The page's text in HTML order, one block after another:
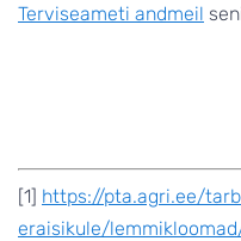
Terviseameti andmeil
[1] https://pta.agri.ee/
eraisikule/